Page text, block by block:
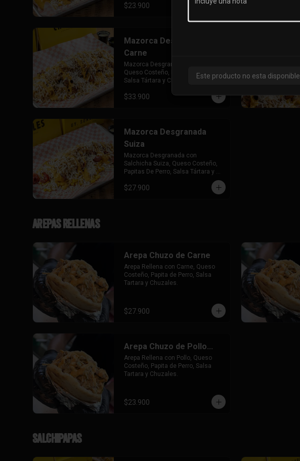
$23.900
Mazorca Desgranada De
Carne
Mazorca Desgranada con Carne,
Queso Costeño, Papitas De Perro,
Salsa Tártara y Chúzales.
$33.900
Mazorca Desgranada
Suiza
Mazorca Desgranada con
Salchicha Suiza, Queso Costeño,
Papitas De Perro, Salsa Tártara y
$27.900
Arepas Rellenas
Arepa Chuzo de Carne
Arepa Rellena con Carne, Queso
Costeño, Papita de Perro, Salsa
Tartara y Chuzales.
$27.900
Arepa Chuzo de Pollo...
Arepa Rellena con Pollo, Queso
Costeño, Papita de Perro, Salsa
Tartara y Chuzales.
$23.900
Salchipapas
Este producto no esta disponible